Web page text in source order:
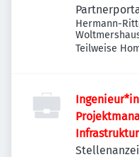
Hermann-
Teilweise
Infrastruktur